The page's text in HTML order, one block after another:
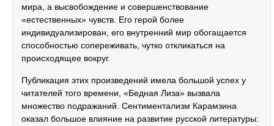
мира, а высвобождение и совершенствование
«естественных» чувств. Его герой более
индивидуализирован, его внутренний мир обогащается
способностью сопереживать, чутко откликаться на
происходящее вокруг.
Публикация этих произведений имела большой успех у
читателей того времени, «Бедная Лиза» вызвала
множество подражаний. Сентиментализм Карамзина
оказал большое влияние на развитие русской литературы: